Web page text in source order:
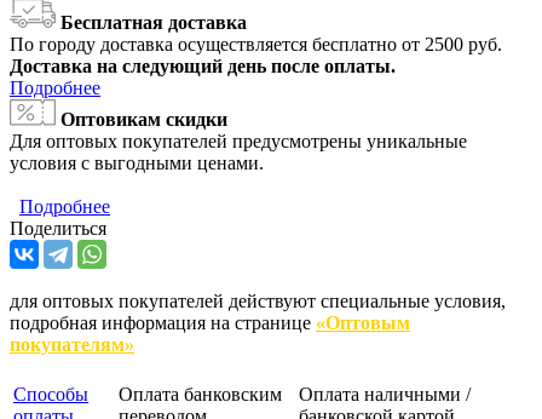
Бесплатная доставка
По городу доставка осуществляется бесплатно от 2500 руб.
Доставка на следующий день после оплаты.
Подробнее
Оптовикам скидки
Для оптовых покупателей предусмотрены уникальные
условия с выгодными ценами.
Подробнее
Поделиться
для оптовых покупателей действуют специальные условия,
подробная информация на странице «Оптовым
покупателям»
Способы
Оплата банковским
Оплата наличными /